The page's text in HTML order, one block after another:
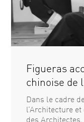
Figueras
chinoise de
Dans le cadre
l’Architecture
des Architectes,